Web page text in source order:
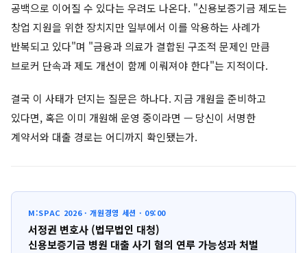
공백으로 이어질 수 있다는 우려도 나온다. "신용보증기금 제도는
창업 지원을 위한 장치지만 일부에서 이를 악용하는 사례가
반복되고 있다"며 "금융과 의료가 결합된 구조적 문제인 만큼
브로커 단속과 제도 개선이 함께 이뤄져야 한다"는 지적이다.
결국 이 사태가 던지는 질문은 하나다. 지금 개원을 준비하고
있다면, 혹은 이미 개원해 운영 중이라면 — 당신이 서명한
계약서와 대출 경로는 어디까지 확인됐는가.
M:SPAC 2026 · 개원경영 세션 · 09:00
서정권 변호사 (법무법인 대청)
신용보증기금 병원 대출 사기 혐의 연루 가능성과 처벌